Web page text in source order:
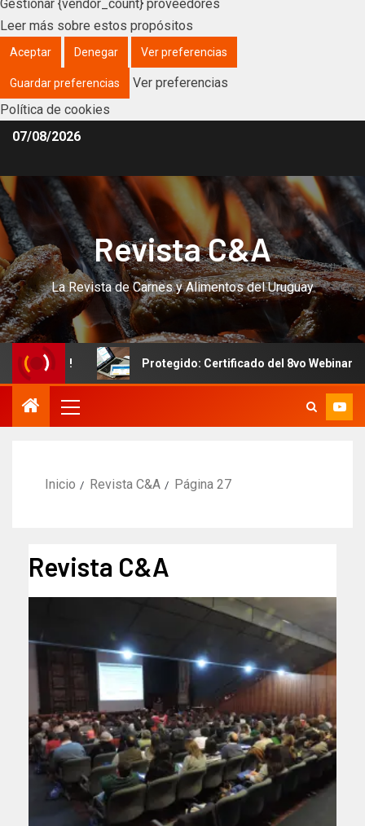
Gestionar {vendor_count} proveedores
Leer más sobre estos propósitos
Aceptar Denegar Ver preferencias
Guardar preferencias
Ver preferencias
Política de cookies
07/08/2026
Revista C&A
La Revista de Carnes y Alimentos del Uruguay
Protegido: Certificado del 8vo Webinar
Inicio Revista C&A Página 27
Revista C&A